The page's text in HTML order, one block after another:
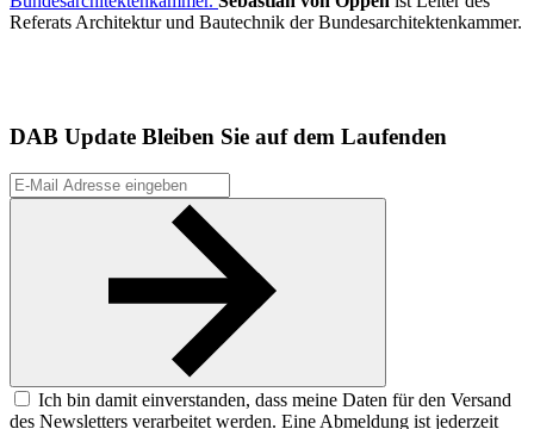
Referats Architektur und Bautechnik der Bundesarchitektenkammer.
DAB Update Bleiben Sie auf dem Laufenden
Ich bin damit einverstanden, dass meine Daten für den Versand
des Newsletters verarbeitet werden. Eine Abmeldung ist jederzeit